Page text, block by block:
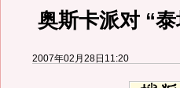
奥斯卡派对 “
2007年02月28日11:20